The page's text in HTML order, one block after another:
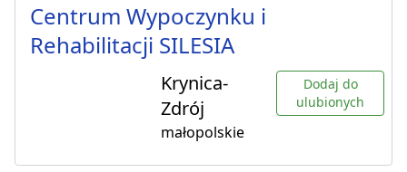
Centrum Wypoczynku i
Rehabilitacji SILESIA
Krynica-
Zdrój
małopolskie
Dodaj do
ulubionych